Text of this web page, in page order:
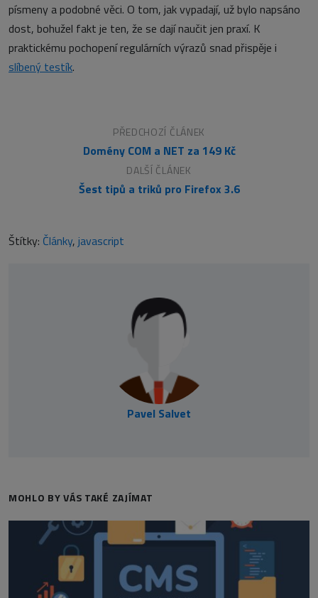
písmeny a podobné věci. O tom, jak vypadají, už bylo napsáno
dost, bohužel fakt je ten, že se dají naučit jen praxí. K
praktickému pochopení regulárních výrazů snad přispěje i
slíbený testík.
PŘEDCHOZÍ ČLÁNEK
Domény COM a NET za 149 Kč
DALŠÍ ČLÁNEK
Šest tipů a triků pro Firefox 3.6
Štítky: Články, javascript
Pavel Salvet
MOHLO BY VÁS TAKÉ ZAJÍMAT